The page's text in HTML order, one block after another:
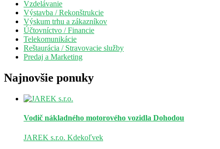
Vzdelávanie
Výstavba / Rekonštrukcie
Výskum trhu a zákazníkov
Účtovníctvo / Financie
Telekomunikácie
Reštaurácia / Stravovacie služby
Predaj a Marketing
Najnovšie ponuky
Vodič nákladného motorového vozidla Dohodou
JAREK s.r.o. Kdekoľvek